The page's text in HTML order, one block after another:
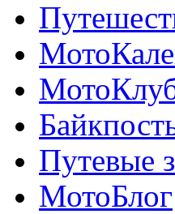
Путевые
МотоБлог